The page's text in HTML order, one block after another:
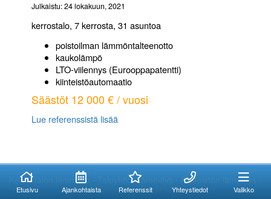
Etusivu Ajankohtaista Referenssit Yhteystiedot Valikko
Julkaistu: 24 lokakuun, 2021
kerrostalo, 7 kerrosta, 31 asuntoa
poistoilman lämmöntalteenotto
kaukolämpö
LTO-viilennys (Eurooppapatentti)
kiinteistöautomaatio
Säästöt 12 000 € / vuosi
Lue referenssistä lisää
Kerrostalon lämmitys - Taloyhtiön lämmitys - Kiinteistön lämmitys -
Viilennys - Maalämpö